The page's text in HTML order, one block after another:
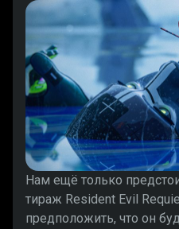
Нам ещё только
тираж Resident Evil
предположить, что он